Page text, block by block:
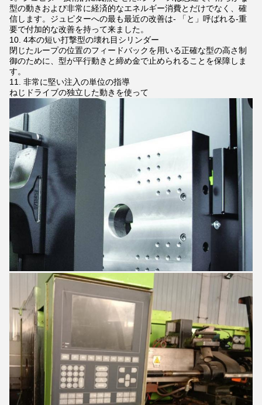
型の動きおよび非常に経済的なエネルギー消費とだけでなく、確
信します。ジュピターへの最も最近の改善は- 「と」呼ばれる-重
要で付加的な改善を持って来ました。
10. 4本の短い打撃型の壊れ目シリンダー
閉じたループの位置のフィードバックを用いる正確な型の高さ制
御のために、型が平行動きと締め金で止められることを保障しま
す。
11. 非常に堅い注入の単位の指導
ねじドライブの独立した動きを使って